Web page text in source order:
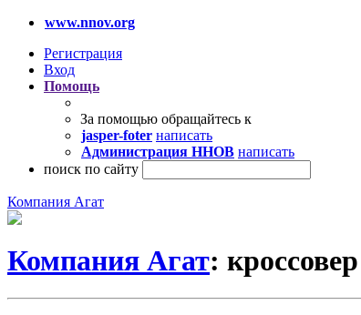
www.nnov.org
Регистрация
Вход
Помощь
За помощью обращайтесь к
jasper-foter написать
Администрация ННОВ написать
поиск по сайту
Компания Агат
Компания Агат: кроссовер